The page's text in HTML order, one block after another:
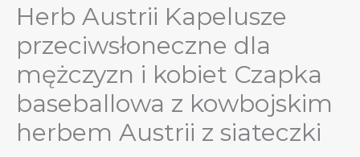
Herb Austrii Kapelusze
przeciwsłoneczne dla
mężczyzn i kobiet Czapka
baseballowa z kowbojskim
herbem Austrii z siateczki